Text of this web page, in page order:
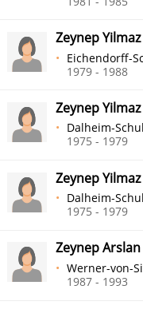
Zeynep Yilmaz
Eichendorff-
1979 - 1988
Zeynep Yilmaz
Dalheim-
1975 - 1979
Zeynep Yilmaz
Dalheim-
1975 - 1979
Zeynep Arslan
Werner-von-
1987 - 1993